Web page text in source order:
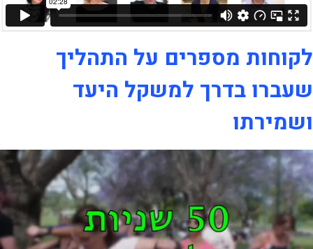
לקוחות מספרים על התהליך
שעברו בדרך למשקל היעד
ושמירתו